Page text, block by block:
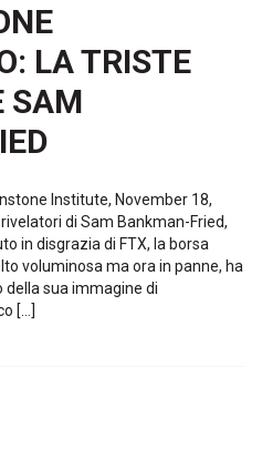
LA TRISTE
SAM
Institute, November 18,
di Sam Bankman-Fried,
in disgrazia di FTX, la borsa
voluminosa ma ora in panne, ha
sua immagine di
[…]